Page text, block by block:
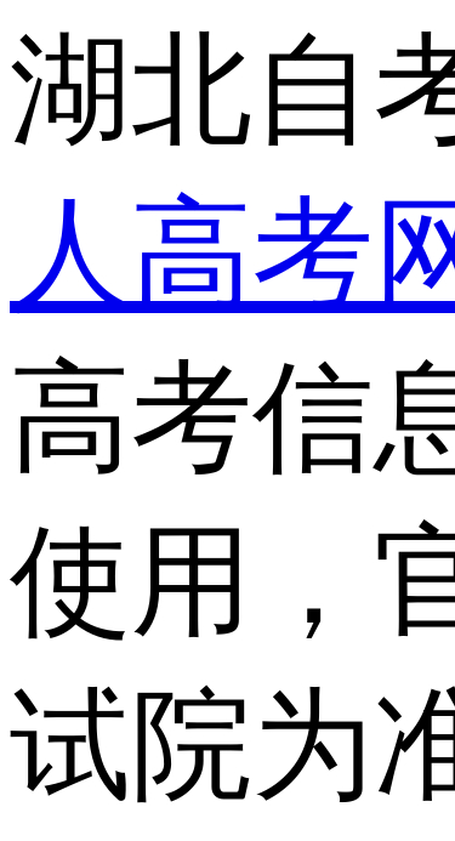
湖北自
人高考
高考信
使用，
试院为